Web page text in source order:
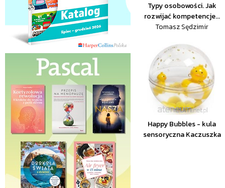
Typy osobowości. Jak
rozwijać kompetencje...
Tomasz Sędzimir
Happy Bubbles - kula
sensoryczna Kaczuszka